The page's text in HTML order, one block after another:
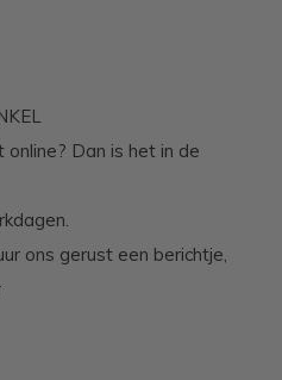
Dan is het in de
ons gerust een berichtje,